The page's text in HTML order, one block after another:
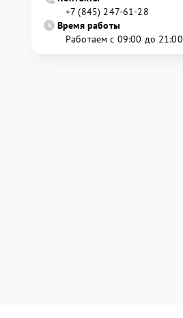
+7 (845) 247-61-28
Время работы
Работаем с 09:00 до 21:00